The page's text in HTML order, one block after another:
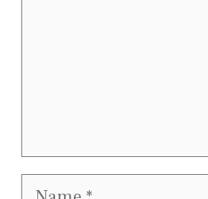
Name